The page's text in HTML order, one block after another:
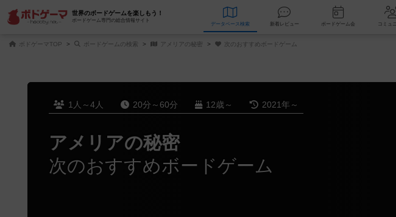
世界のボードゲームを楽しもう！
ボードゲーム専門の総合情報サイト
データベース 検索 新着レビュー ボードゲーム会
ボドゲーマTOP ボードゲームの検索 アメリアの秘密 次のおすすめボードゲーム
1人～4人 20分～60分 12歳～ 2021年～
アメリアの秘密
次のおすすめボードゲーム